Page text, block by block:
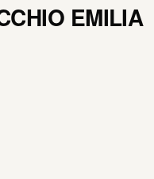
EMILIA